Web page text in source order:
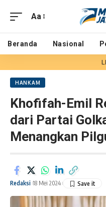
Aa
Beranda Nasional
HANKAM
Khofifah-Emil
dari Partai
Menangkan
Redaksi 18 Mei 2024